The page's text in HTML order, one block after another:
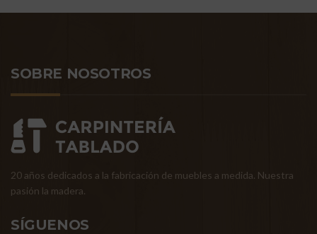
SOBRE NOSOTROS
20 años dedicados a la fabricación de muebles a medida. Nuestra
pasión la madera.
SÍGUENOS